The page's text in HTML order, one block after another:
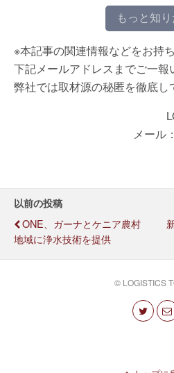
もっと知
※本記事の関連情報などをお持
下記メールアドレスまでご一報
弊社では取材源の秘匿を徹底し
メール
以前の投稿
ONE、ガーナとケニア農村
地域に浄水技術を提供
© LOGISTICS